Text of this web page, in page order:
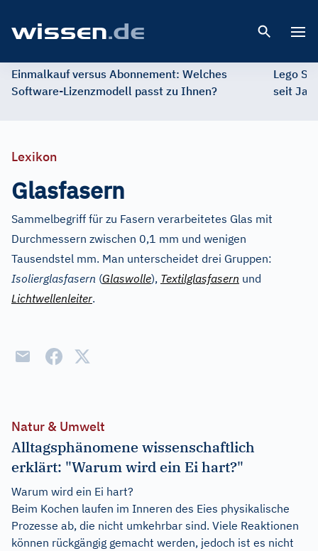
Einmalkauf versus Abonnement: Welches
Software-Lizenzmodell passt zu Ihnen?
Lego
seit
Lexikon
Glasfasern
Sammelbegriff für zu Fasern verarbeitetes Glas mit
Durchmessern zwischen 0,1 mm und wenigen
Tausendstel mm. Man unterscheidet drei Gruppen:
Isolierglasfasern (Glaswolle), Textilglasfasern und
Lichtwellenleiter.
Natur & Umwelt
Alltagsphänomene wissenschaftlich
erklärt: "Warum wird ein Ei hart?"
Warum wird ein Ei hart?
Beim Kochen laufen im Inneren des Eies physikalische
Prozesse ab, die nicht umkehrbar sind. Viele Reaktionen
können rückgängig gemacht werden, jedoch ist es nicht